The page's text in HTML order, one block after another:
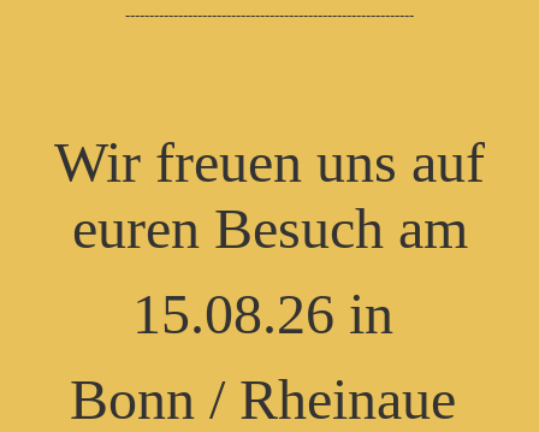
------------------------------------------------------------
Wir freuen uns auf
euren Besuch am
15.08.26 in
Bonn / Rheinaue